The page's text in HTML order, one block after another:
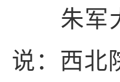
朱军大
说：西北